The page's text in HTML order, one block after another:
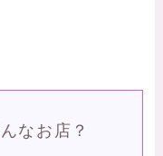
なお店？